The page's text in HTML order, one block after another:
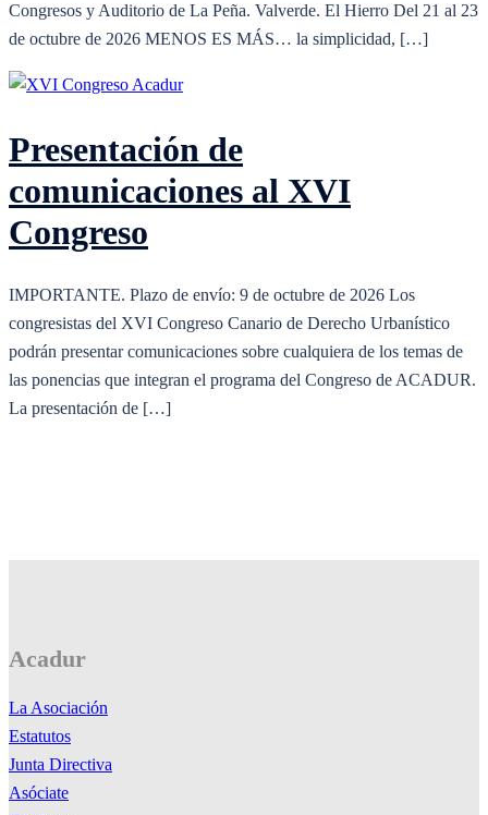
Congresos y Auditorio de La Peña. Valverde. El Hierro Del 21 al 23
de octubre de 2026 MENOS ES MÁS… la simplicidad, […]
Presentación de
comunicaciones al XVI
Congreso
IMPORTANTE. Plazo de envío: 9 de octubre de 2026 Los
congresistas del XVI Congreso Canario de Derecho Urbanístico
podrán presentar comunicaciones sobre cualquiera de los temas de
las ponencias que integran el programa del Congreso de ACADUR.
La presentación de […]
Acadur
La Asociación
Estatutos
Junta Directiva
Asóciate